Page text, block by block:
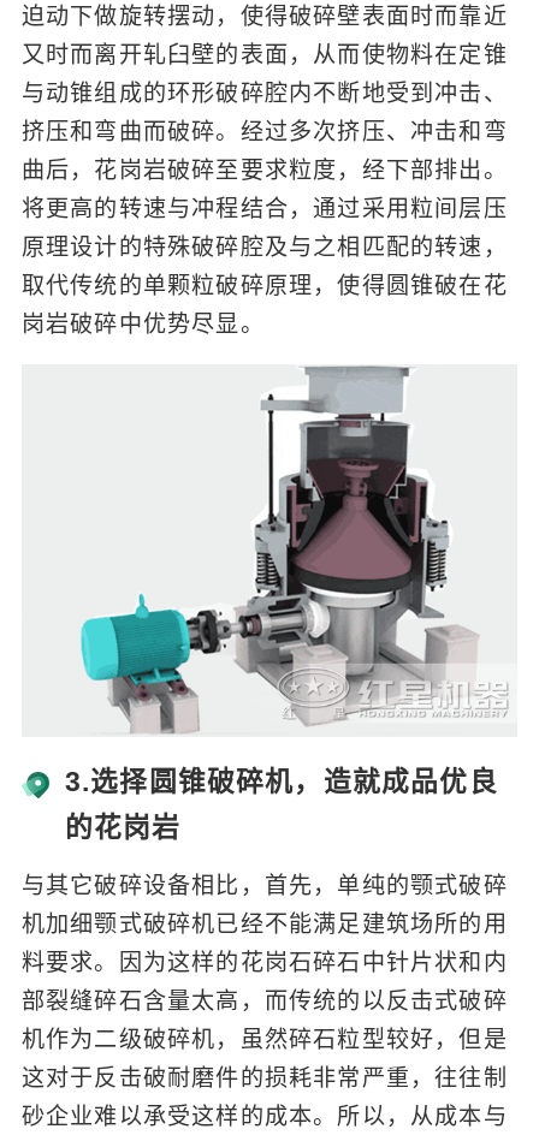
迫动下做旋转摆动，使得破碎壁表面时而靠近
又时而离开轧臼壁的表面，从而使物料在定锥
与动锥组成的环形破碎腔内不断地受到冲击、
挤压和弯曲而破碎。经过多次挤压、冲击和弯
曲后，花岗岩破碎至要求粒度，经下部排出。
将更高的转速与冲程结合，通过采用粒间层压
原理设计的特殊破碎腔及与之相匹配的转速，
取代传统的单颗粒破碎原理，使得圆锥破在花
岗岩破碎中优势尽显。
3.选择圆锥破碎机，造就成品优良
的花岗岩
与其它破碎设备相比，首先，单纯的颚式破碎
机加细颚式破碎机已经不能满足建筑场所的用
料要求。因为这样的花岗石碎石中针片状和内
部裂缝碎石含量太高，而传统的以反击式破碎
机作为二级破碎机，虽然碎石粒型较好，但是
这对于反击破耐磨件的损耗非常严重，往往制
砂企业难以承受这样的成本。所以，从成本与